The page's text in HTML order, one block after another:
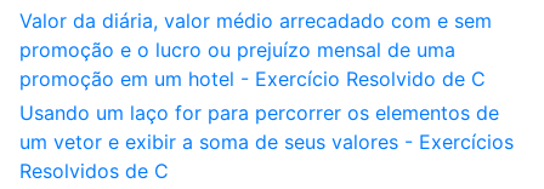
Valor da diária, valor médio arrecadado com e sem
promoção e o lucro ou prejuízo mensal de uma
promoção em um hotel - Exercício Resolvido de C
Usando um laço for para percorrer os elementos de
um vetor e exibir a soma de seus valores - Exercícios
Resolvidos de C